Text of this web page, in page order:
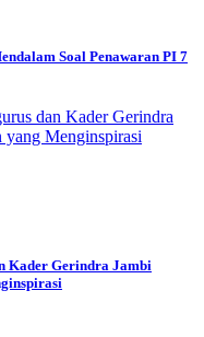
Soal Penawaran PI 7
Kader Gerindra Jambi